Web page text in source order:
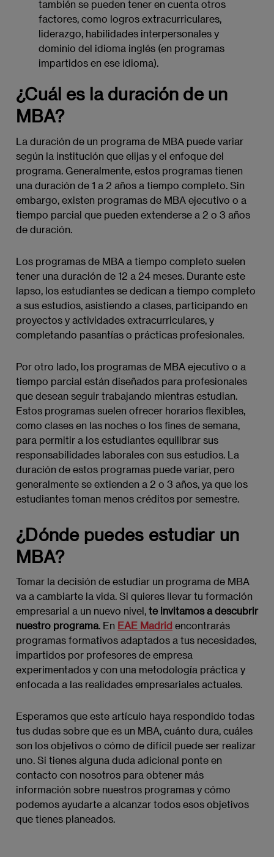
también se pueden tener en cuenta otros
factores, como logros extracurriculares,
liderazgo, habilidades interpersonales y
dominio del idioma inglés (en programas
impartidos en ese idioma).
¿Cuál es la duración de un
MBA?
La duración de un programa de MBA puede variar
según la institución que elijas y el enfoque del
programa. Generalmente, estos programas tienen
una duración de 1 a 2 años a tiempo completo. Sin
embargo, existen programas de MBA ejecutivo o a
tiempo parcial que pueden extenderse a 2 o 3 años
de duración.
Los programas de MBA a tiempo completo suelen
tener una duración de 12 a 24 meses. Durante este
lapso, los estudiantes se dedican a tiempo completo
a sus estudios, asistiendo a clases, participando en
proyectos y actividades extracurriculares, y
completando pasantías o prácticas profesionales.
Por otro lado, los programas de MBA ejecutivo o a
tiempo parcial están diseñados para profesionales
que desean seguir trabajando mientras estudian.
Estos programas suelen ofrecer horarios flexibles,
como clases en las noches o los fines de semana,
para permitir a los estudiantes equilibrar sus
responsabilidades laborales con sus estudios. La
duración de estos programas puede variar, pero
generalmente se extienden a 2 o 3 años, ya que los
estudiantes toman menos créditos por semestre.
¿Dónde puedes estudiar un
MBA?
Tomar la decisión de estudiar un programa de MBA
va a cambiarte la vida. Si quieres llevar tu formación
empresarial a un nuevo nivel, te invitamos a descubrir
nuestro programa. En EAE Madrid encontrarás
programas formativos adaptados a tus necesidades,
impartidos por profesores de empresa
experimentados y con una metodología práctica y
enfocada a las realidades empresariales actuales.
Esperamos que este artículo haya respondido todas
tus dudas sobre que es un MBA, cuánto dura, cuáles
son los objetivos o cómo de difícil puede ser realizar
uno. Si tienes alguna duda adicional ponte en
contacto con nosotros para obtener más
información sobre nuestros programas y cómo
podemos ayudarte a alcanzar todos esos objetivos
que tienes planeados.